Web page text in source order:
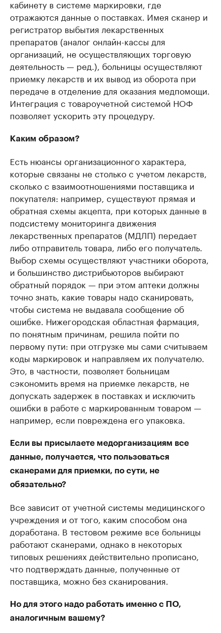
кабинету в системе маркировки, где
отражаются данные о поставках. Имея сканер и
регистратор выбытия лекарственных
препаратов (аналог онлайн-кассы для
организаций, не осуществляющих торговую
деятельность — ред.), больницы осуществляют
приемку лекарств и их вывод из оборота при
передаче в отделение для оказания медпомощи.
Интеграция с товароучетной системой НОФ
позволяет ускорить эту процедуру.
Каким образом?
Есть нюансы организационного характера,
которые связаны не столько с учетом лекарств,
сколько с взаимоотношениями поставщика и
покупателя: например, существуют прямая и
обратная схемы акцепта, при которых данные в
подсистему мониторинга движения
лекарственных препаратов (МДЛП) передает
либо отправитель товара, либо его получатель.
Выбор схемы осуществляют участники оборота,
и большинство дистрибьюторов выбирают
обратный порядок — при этом аптеки должны
точно знать, какие товары надо сканировать,
чтобы система не выдавала сообщение об
ошибке. Нижегородская областная фармация,
по понятным причинам, решила пойти по
первому пути: при отгрузке мы сами считываем
коды маркировок и направляем их получателю.
Это, в частности, позволяет больницам
сэкономить время на приемке лекарств, не
допускать задержек в поставках и исключить
ошибки в работе с маркированным товаром —
например, если повреждена его упаковка.
Если вы присылаете медорганизациям все
данные, получается, что пользоваться
сканерами для приемки, по сути, не
обязательно?
Все зависит от учетной системы медицинского
учреждения и от того, каким способом она
доработана. В тестовом режиме все больницы
работают сканерами, однако в некоторых
типовых решениях действительно прописано,
что подтверждать данные, полученные от
поставщика, можно без сканирования.
Но для этого надо работать именно с ПО,
аналогичным вашему?